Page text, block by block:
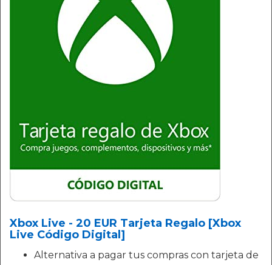
Xbox Live - 20 EUR Tarjeta Regalo [Xbox
Live Código Digital]
Alternativa a pagar tus compras con tarjeta de